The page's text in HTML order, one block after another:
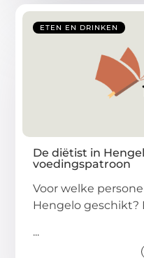
ETEN EN DRINKEN
De diëtist in
voedingspatroon
Voor welke
Hengelo geschikt?
...